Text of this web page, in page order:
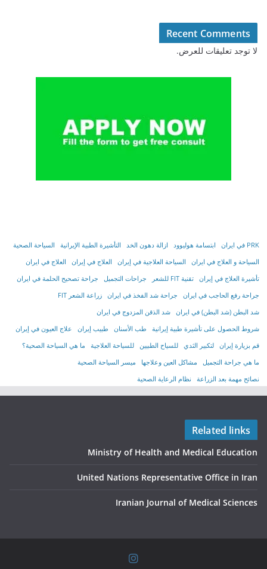
Recent Comments
لا توجد تعليقات للعرض.
PRK في ايران ابتسامة هوليوود ازالة دهون الخد التأشیرة الطبیة الإیرانیة
السياحة الصحية
السياحة و العلاج في ايران
السیاحة العلاجیة في إیران العلاج في إيران
العلاج في ايران
تأشیرة العلاج في إیران
تقنية FIT للشعر جراحات التجميل
جراحة تصحيح الحلمة في ايران
جراحة رفع الحاجب في ايران
جراحة شد الفخذ في ايران
زراعة الشعر FIT
شد البطن (شد البطن) في ايران
شد الذقن المزدوج في ايران
شروط الحصول على تأشیرة طبیة إیرانیة
طب الأسنان طبيب إيران
علاج العيون في إيران
قم بزيارة إيران
لتكبير الثدي للسياح الطبيين للسياحة العلاجية
ما هي السياحة الصحية؟
ما هي جراحة التجميل
مشاكل العين وعلاجها
ميسر السياحة الصحية
نصائح مهمة بعد الزراعة
نظام الرعاية الصحية
Related links
Ministry of Health and Medical Education
United Nations Representative Office in Iran
Iranian Journal of Medical Sciences